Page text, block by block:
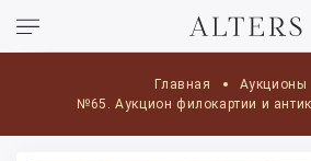
Главная
Аукционы
№65. Аукцион филокартии и